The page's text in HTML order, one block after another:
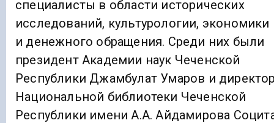
специалисты в области исторических
исследований, культурологии, экономики
и денежного обращения. Среди них были
президент Академии наук Чеченской
Республики Джамбулат Умаров и
Национальной библиотеки Чеченской
Республики имени А.А. Айдамирова